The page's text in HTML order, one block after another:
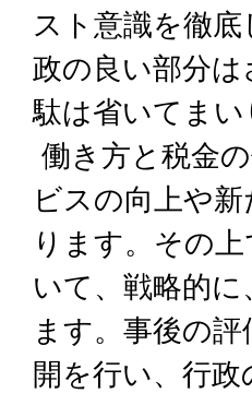
スト意識を徹
政の良い部分
駄は省いてまい
働き方と税金
ビスの向上や
ります。その
いて、戦略的
ます。事後の
開を行い、行